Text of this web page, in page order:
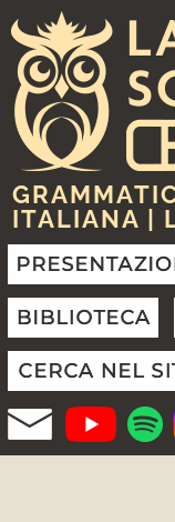
ITALIANA |